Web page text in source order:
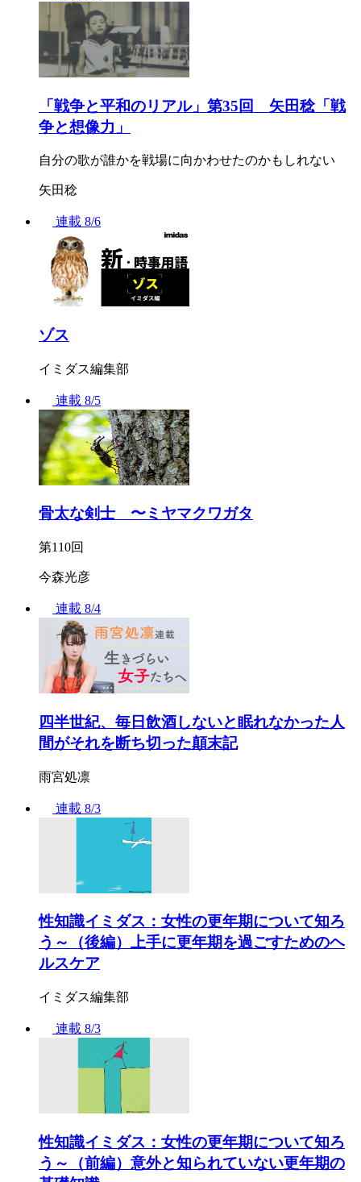
「戦争と平和のリアル」第35回 矢田稔「戦
争と想像力」
自分の歌が誰かを戦場に向かわせたのかもしれない
矢田稔
連載 8/6
ゾス
イミダス編集部
連載 8/5
骨太な剣士 〜ミヤマクワガタ
第110回
今森光彦
連載 8/4
四半世紀、毎日飲酒しないと眠れなかった人
間がそれを断ち切った顛末記
雨宮処凛
連載 8/3
性知識イミダス：女性の更年期について知ろ
う～（後編）上手に更年期を過ごすためのヘ
ルスケア
イミダス編集部
連載 8/3
性知識イミダス：女性の更年期について知ろ
う～（前編）意外と知られていない更年期の